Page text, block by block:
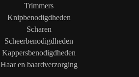
Trimmers
Knipbenodigdheden
Scharen
Scheerbenodigdheden
Kappersbenodigdheden
Haar en baardverzorging